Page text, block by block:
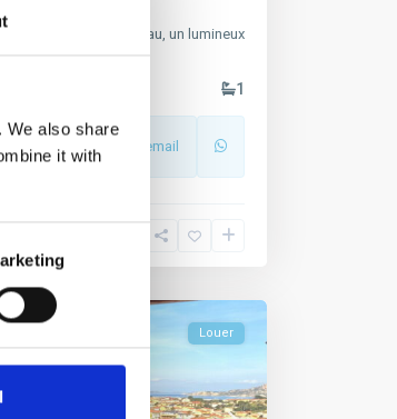
We also share
it with
au centre de Palau, un lumineux
état. Il don...
1
Adresse email
Louer